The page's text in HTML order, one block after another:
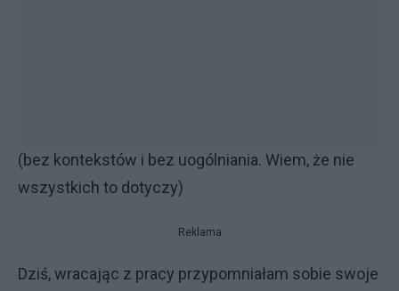
(bez kontekstów i bez uogólniania. Wiem, że nie
wszystkich to dotyczy)
Reklama
Dziś, wracając z pracy przypomniałam sobie swoje